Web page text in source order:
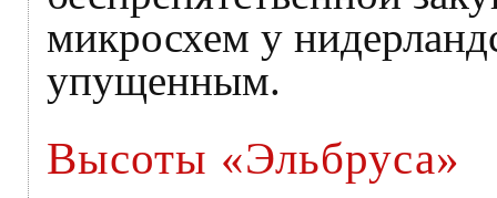
микросхем у
упущенным.
Высоты «Эльбруса»